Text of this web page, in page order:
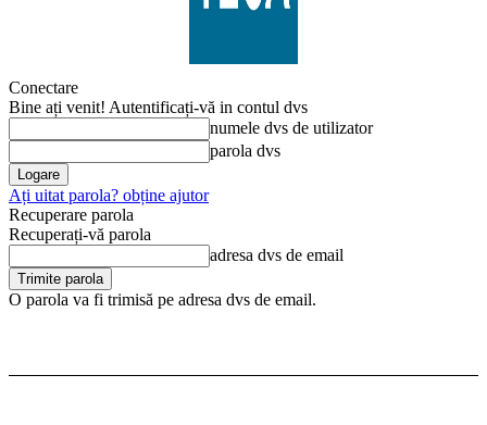
Conectare
Bine ați venit! Autentificați-vă in contul dvs
numele dvs de utilizator
parola dvs
Ați uitat parola? obține ajutor
Recuperare parola
Recuperați-vă parola
adresa dvs de email
O parola va fi trimisă pe adresa dvs de email.